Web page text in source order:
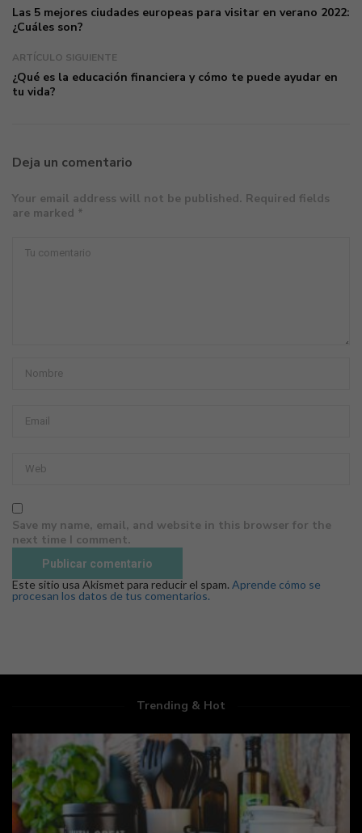
Las 5 mejores ciudades europeas para visitar en verano 2022:
¿Cuáles son?
ARTÍCULO SIGUIENTE
¿Qué es la educación financiera y cómo te puede ayudar en
tu vida?
Deja un comentario
Your email address will not be published. Required fields
are marked *
Save my name, email, and website in this browser for the
next time I comment.
Este sitio usa Akismet para reducir el spam. Aprende cómo se
procesan los datos de tus comentarios.
Trending & Hot